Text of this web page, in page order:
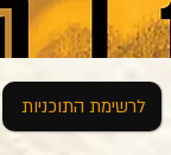
לרשימת התוכניות